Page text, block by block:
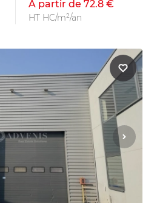
À partir de 72.8 €
HT HC/m²/an